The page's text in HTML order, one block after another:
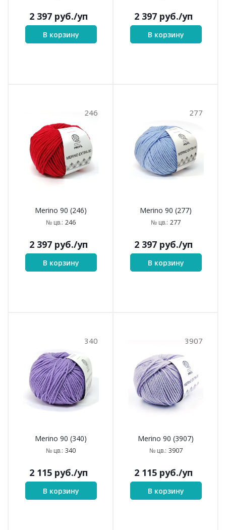
2 397руб./уп
В корзину
2 397руб./уп
В корзину
246
Merino 90 (246)
№ цв.: 246
2 397руб./уп
В корзину
277
Merino 90 (277)
№ цв.: 277
2 397руб./уп
В корзину
340
Merino 90 (340)
№ цв.: 340
2 115руб./уп
В корзину
3907
Merino 90 (3907)
№ цв.: 3907
2 115руб./уп
В корзину